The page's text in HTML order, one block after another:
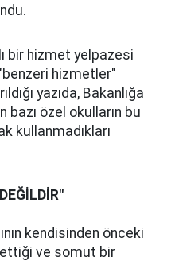
bir hizmet yelpazesi
hizmetler"
yazıda, Bakanlığa
özel okulların bu
kullanmadıkları
kendisinden önceki
ve somut bir